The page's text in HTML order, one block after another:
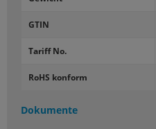
GTIN
Tariff No.
RoHS konform
Dokumente